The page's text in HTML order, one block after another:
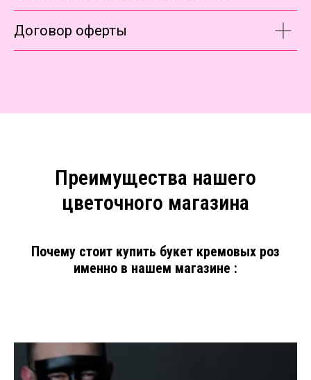
Договор оферты
Преимущества нашего
цветочного магазина
Почему стоит купить букет кремовых роз
именно в нашем магазине :